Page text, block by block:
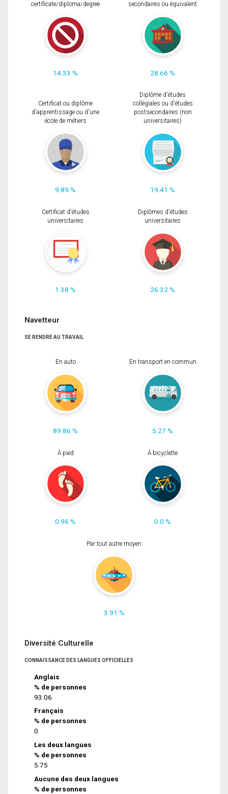
certificate/diploma/degree
14.33 %
secondaires ou équivalent
28.66 %
Certificat ou diplôme
d'apprentissage ou d'une
école de métiers
9.89 %
Diplôme d'études
collégiales ou d'études
postsecondaires (non
universitaires)
19.41 %
Certificat d'études
universitaires
1.38 %
Diplômes d'études
universitaires
26.32 %
Navetteur
SE RENDRE AU TRAVAIL
En auto
89.86 %
En transport en commun
5.27 %
À pied
0.96 %
À bicyclette
0.0 %
Par tout autre moyen
3.91 %
Diversité Culturelle
CONNAISSANCE DES LANGUES OFFICIELLES
Anglais
% de personnes
93.06
Français
% de personnes
0
Les deux langues
% de personnes
5.75
Aucune des deux langues
% de personnes